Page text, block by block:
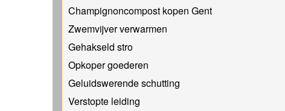
Champignoncompost kopen Gent
Zwemvijver verwarmen
Gehakseld stro
Opkoper goederen
Geluidswerende schutting
Verstopte leiding